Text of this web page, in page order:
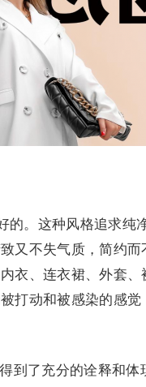
。这种风格追求纯
又不失气质，简约
衣、连衣裙、外套
打动和被感染的感
到了充分的诠释和体